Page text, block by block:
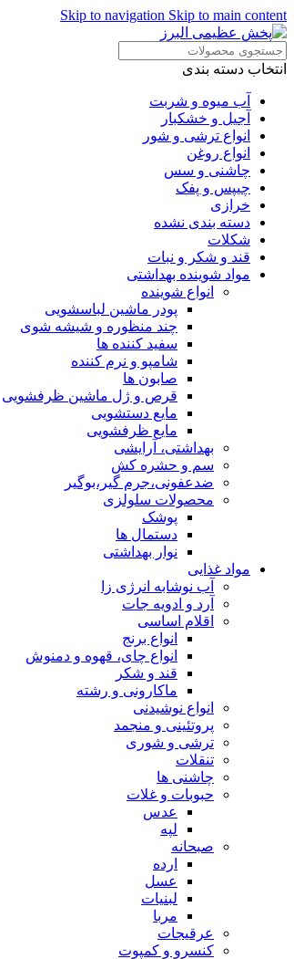
Skip to navigation Skip to main content
انتخاب دسته بندی
آب میوه و شربت
آجیل و خشکبار
انواع ترشی و شور
انواع روغن
چاشنی و سس
چیپس و پفک
خرازی
دسته بندی نشده
شکلات
قند و شکر و نبات
مواد شوینده بهداشتی
انواع شوینده
پودر ماشین لباسشویی
چند منظوره و شیشه شوی
سفید کننده ها
شامپو و نرم کننده
صابون ها
قرص و ژل ماشین ظرفشویی
مایع دستشویی
مایع ظرفشویی
بهداشتی، آرایشی
سم و حشره کش
ضدعفونی،جرم گیر،بوگیر
محصولات سلولزی
پوشک
دستمال ها
نوار بهداشتی
مواد غذایی
آب نوشابه انرژی زا
آرد و ادویه جات
اقلام اساسی
انواع برنج
انواع چای، قهوه و دمنوش
قند و شکر
ماکارونی و رشته
انواع نوشیدنی
پروتئینی و منجمد
ترشی و شوری
تنقلات
چاشنی ها
حبوبات و غلات
عدس
لپه
صبحانه
ارده
عسل
لبنیات
مربا
عرقیجات
کنسرو و کمپوت